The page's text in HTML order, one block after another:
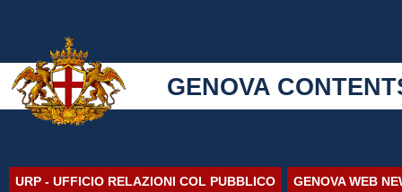
GENOVA
URP - UFFICIO RELAZIONI COL PUBBLICO GENOVA WEB